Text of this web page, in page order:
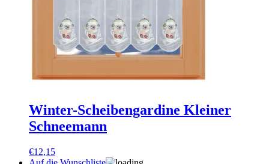
Winter-Scheibengardine Kleiner
Schneemann
€12,15